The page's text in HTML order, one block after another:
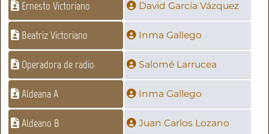
Ernesto Victoriano David García Vázquez
Beatriz Victoriano Inma Gallego
Operadora de radio Salomé Larrucea
Aldeana A Inma Gallego
Aldeano B Juan Carlos Lozano